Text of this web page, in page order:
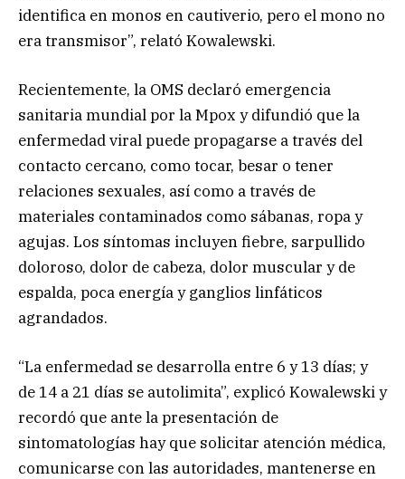
identifica en monos en cautiverio, pero el mono no
era transmisor”, relató Kowalewski.
Recientemente, la OMS declaró emergencia
sanitaria mundial por la Mpox y difundió que la
enfermedad viral puede propagarse a través del
contacto cercano, como tocar, besar o tener
relaciones sexuales, así como a través de
materiales contaminados como sábanas, ropa y
agujas. Los síntomas incluyen fiebre, sarpullido
doloroso, dolor de cabeza, dolor muscular y de
espalda, poca energía y ganglios linfáticos
agrandados.
“La enfermedad se desarrolla entre 6 y 13 días; y
de 14 a 21 días se autolimita”, explicó Kowalewski y
recordó que ante la presentación de
sintomatologías hay que solicitar atención médica,
comunicarse con las autoridades, mantenerse en